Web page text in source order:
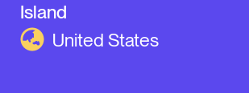
Island
United States